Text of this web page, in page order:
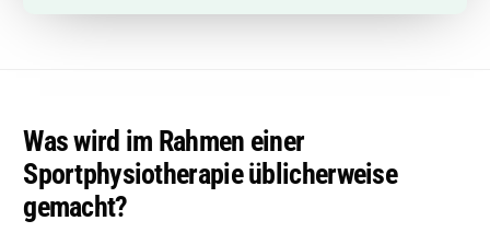
Was wird im Rahmen einer
Sportphysiotherapie üblicherweise
gemacht?